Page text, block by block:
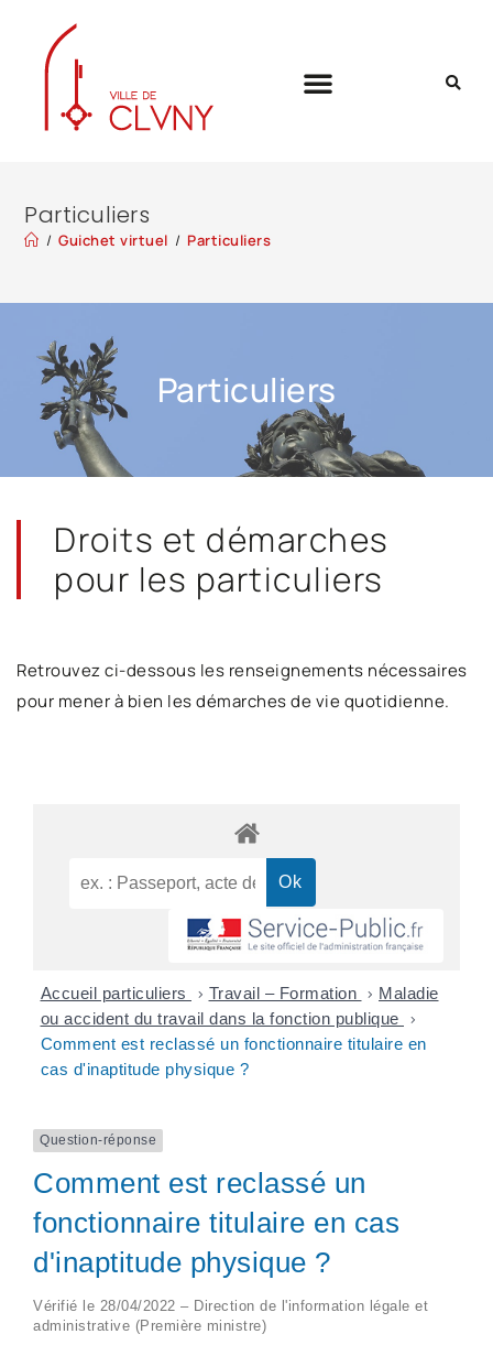
Particuliers
/ Guichet virtuel / Particuliers
Particuliers
Droits et démarches
pour les particuliers
Retrouvez ci-dessous les renseignements nécessaires
pour mener à bien les démarches de vie quotidienne.
Accueil particuliers > Travail – Formation > Maladie
ou accident du travail dans la fonction publique
>
Comment est reclassé un fonctionnaire titulaire en
cas d'inaptitude physique ?
Question-réponse
Comment est reclassé un
fonctionnaire titulaire en cas
d'inaptitude physique ?
Vérifié le 28/04/2022 – Direction de l'information légale et
administrative (Première ministre)